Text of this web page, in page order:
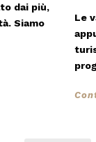
Le
dai più,
Siamo